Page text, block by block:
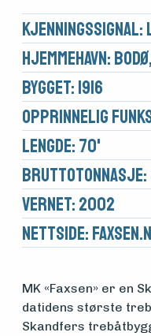
Medlemsfartøy
Kjennings­signal:
Hjemmehavn:
Bygget: 1916
Opprinnelig
Lengde: 70'
Brutto­tonnasje:
Vernet: 2002
Nettside:
MK «Faxsen» er en
datidens største
Skandfers